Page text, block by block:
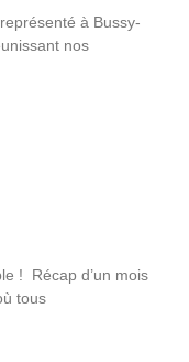
à Bussy-
nos
! Récap d’un mois
tous